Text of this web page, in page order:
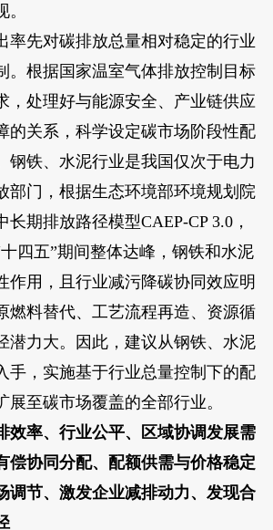
先对碳排放总量相对稳定的行业
。根据国家温室气体排放控制目标
，处理好与能源安全、产业链供应
的关系，科学设定碳市场阶段性配
钢铁、水泥行业是我国仅次于电力
部门，根据生态环境部环境规划院
长期排放路径模型CAEP-CP 3.0，
四五”期间整体达峰，钢铁和水泥
作用，且行业减污降碳协同效应明
燃料替代、工艺流程再造、资源循
潜力大。因此，建议从钢铁、水泥
手，实施基于行业总量控制下的配
展至碳市场覆盖的全部行业。
效率、行业公平、区域协调发展需
偿协同分配、配额供需与价格稳定
调节、激发企业减排动力、发现合